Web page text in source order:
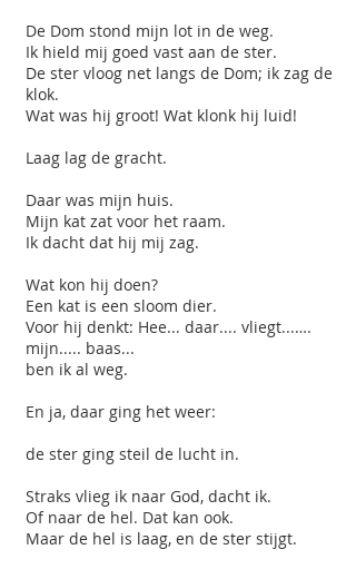
De Dom stond mijn lot in de weg.
Ik hield mij goed vast aan de ster.
De ster vloog net langs de Dom; ik zag de
klok.
Wat was hij groot! Wat klonk hij luid!
Laag lag de gracht.
Daar was mijn huis.
Mijn kat zat voor het raam.
Ik dacht dat hij mij zag.
Wat kon hij doen?
Een kat is een sloom dier.
Voor hij denkt: Hee... daar.... vliegt...….
mijn..... baas...
ben ik al weg.
En ja, daar ging het weer:
de ster ging steil de lucht in.
Straks vlieg ik naar God, dacht ik.
Of naar de hel. Dat kan ook.
Maar de hel is laag, en de ster stijgt.